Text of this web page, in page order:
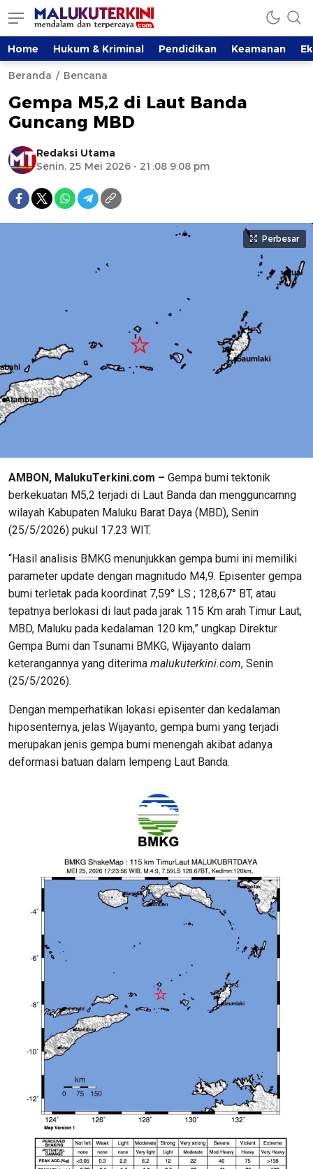
Home Hukum & Kriminal Pendidikan Keamanan
Beranda Bencana
Gempa M5,2 di Laut Banda
Guncang MBD
Redaksi Utama
Senin, 25 Mei 2026 - 21:08 9:08 pm
Perbesar
AMBON, MalukuTerkini.com – Gempa bumi tektonik
berkekuatan M5,2 terjadi di Laut Banda dan mengguncamng
wilayah Kabupaten Maluku Barat Daya (MBD), Senin
(25/5/2026) pukul 17.23 WIT.
“Hasil analisis BMKG menunjukkan gempa bumi ini memiliki
parameter update dengan magnitudo M4,9. Episenter gempa
bumi terletak pada koordinat 7,59° LS ; 128,67° BT, atau
tepatnya berlokasi di laut pada jarak 115 Km arah Timur Laut,
MBD, Maluku pada kedalaman 120 km,” ungkap Direktur
Gempa Bumi dan Tsunami BMKG, Wijayanto dalam
keterangannya yang diterima malukuterkini.com, Senin
(25/5/2026).
Dengan memperhatikan lokasi episenter dan kedalaman
hiposenternya, jelas Wijayanto, gempa bumi yang terjadi
merupakan jenis gempa bumi menengah akibat adanya
deformasi batuan dalam lempeng Laut Banda.